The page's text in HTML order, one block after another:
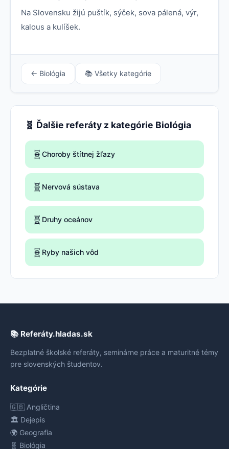
Na Slovensku žijú puštík, sýček, sova pálená, výr,
kalous a kulíšek.
← Biológia 📚 Všetky kategórie
🧬 Ďalšie referáty z kategórie Biológia
🧬 Choroby štítnej žľazy
🧬 Nervová sústava
🧬 Druhy oceánov
🧬 Ryby našich vôd
📚 Referáty.hladas.sk
Bezplatné školské referáty, seminárne práce a maturitné témy
pre slovenských študentov.
Kategórie
🇬🇧 Angličtina
🏛️ Dejepis
🌍 Geografia
🧬 Biológia